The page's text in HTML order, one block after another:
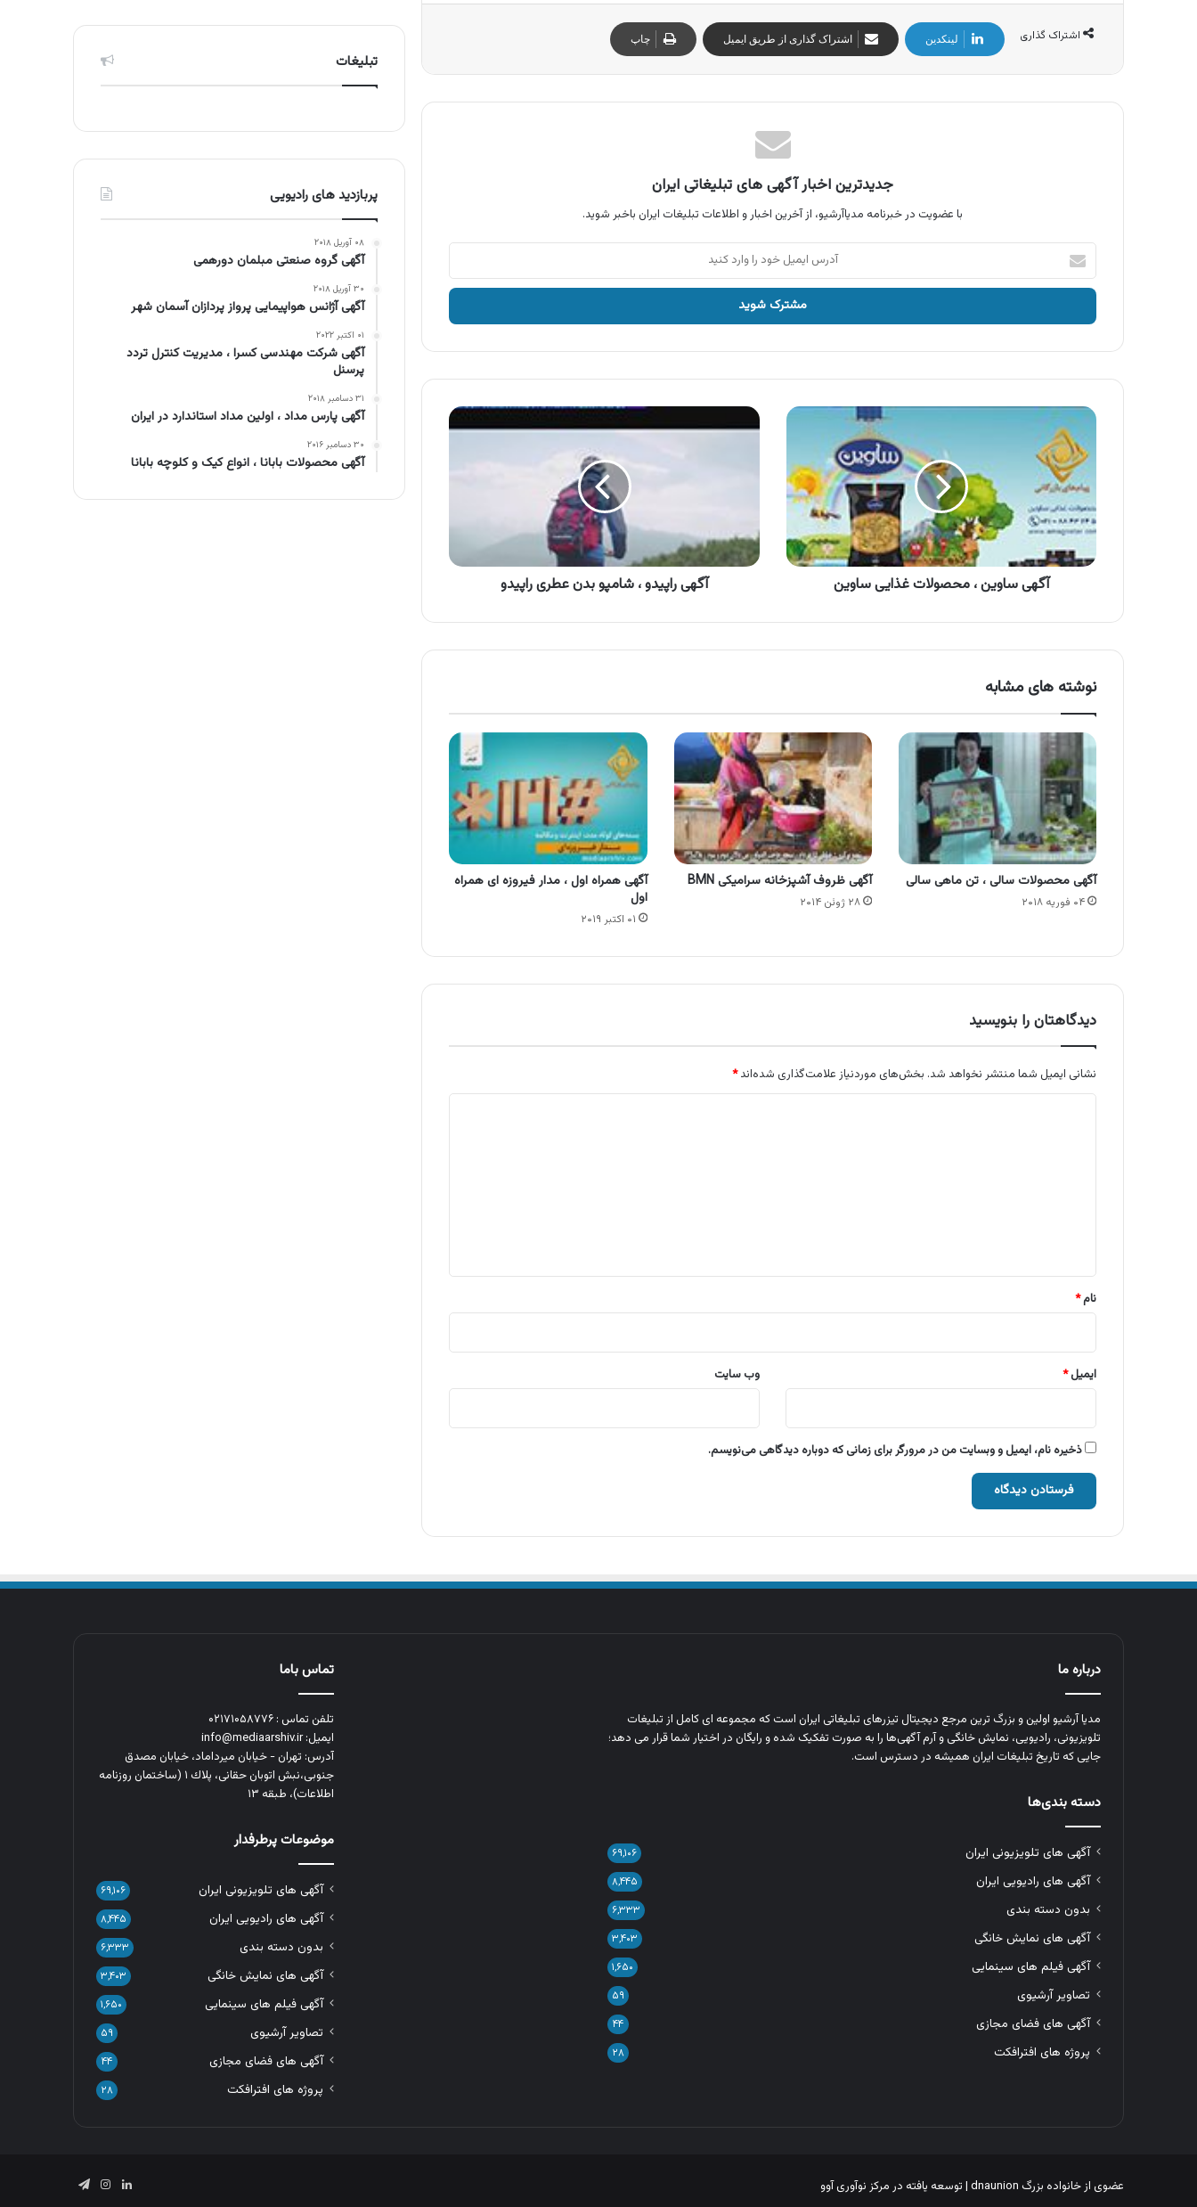
اشتراک گذاری لینکدین اشتراک گذاری از طریق ایمیل چاپ
جدیدترین اخبار آگهی های تبلیغاتی ایران
با عضویت در خبرنامه مدیاآرشیو، از آخرین اخبار و اطلاعات تبلیغات ایران باخبر شوید.
آدرس
ایمیل
خود
وارد
آگهی
ساوین
محصولات
غذایی
ساوین
آگهی ساوین ، محصولات غذایی ساوین
آگهی
راپیدو
راپیدو
آگهی راپیدو ، شامپو بدن عطری راپیدو
نوشته های مشابه
آگهی محصولات سالی ، تن ماهی سالی
۰۴ فوریه ۲۰۱۸
آگهی ظروف آشپزخانه سرامیکی BMN
۲۸ ژوئن ۲۰۱۴
آگهی همراه اول ، مدار فیروزه ای همراه
اول
۰۱ اکتبر ۲۰۱۹
دیدگاهتان را بنویسید
نشانی ایمیل شما منتشر نخواهد شد. بخش‌های موردنیاز علامت‌گذاری شده‌اند*
نام*
ایمیل* وب‌ سایت
ذخیره نام، ایمیل و وبسایت من در مرورگر برای زمانی که دوباره دیدگاهی می‌نویسم.
تبلیغات
پربازدید های رادیویی
۰۸ آوریل ۲۰۱۸
آگهی گروه صنعتی مبلمان دورهمی
۳۰ آوریل ۲۰۱۸
آگهی آژانس هواپیمایی پرواز پردازان آسمان شهر
۰۱ اکتبر ۲۰۲۲
آگهی شرکت مهندسی کسرا ، مدیریت کنترل تردد
پرسنل
۳۱ دسامبر ۲۰۱۸
آگهی پارس مداد ، اولین مداد استاندارد در ایران
۳۰ دسامبر ۲۰۱۶
آگهی محصولات بابانا ، انواع کیک و کلوچه بابانا
درباره ما
مدیا آرشیو اولین و بزرگ‌ ترین مرجع دیجیتال تیزرهای تبلیغاتی ایران است که مجموعه‌ ای کامل از تبلیغات
تلویزیونی، رادیویی، نمایش خانگی و آرم‌ آگهی‌ها را به‌ صورت تفکیک‌ شده و رایگان در اختیار شما قرار می‌ دهد؛
جایی که تاریخ تبلیغات ایران همیشه در دسترس است.
دسته بندی‌ها
آگهی های تلویزیونی ایران ۶۹,۱۰۶
آگهی های رادیویی ایران ۸,۴۴۵
بدون دسته بندی ۶,۳۳۳
آگهی های نمایش خانگی ۳,۴۰۳
آگهی فیلم های سینمایی ۱,۶۵۰
تصاویر آرشیوی ۵۹
آگهی های فضای مجازی ۴۴
پروژه های افترافکت ۲۸
تماس باما
تلفن تماس : ۰۲۱۷۱۰۵۸۷۷۶
ایمیل: info@mediaarshiv.ir
آدرس: تهران - خیابان میرداماد، خیابان مصدق
جنوبی،نبش اتوبان حقانی، پلاك ١ (ساختمان روزنامه
اطلاعات)، طبقه ۱۳
موضوعات پرطرفدار
آگهی های تلویزیونی ایران ۶۹,۱۰۶
آگهی های رادیویی ایران ۸,۴۴۵
بدون دسته بندی ۶,۳۳۳
آگهی های نمایش خانگی ۳,۴۰۳
آگهی فیلم های سینمایی ۱,۶۵۰
تصاویر آرشیوی ۵۹
آگهی های فضای مجازی ۴۴
پروژه های افترافکت ۲۸
عضوی از خانواده بزرگ dnaunion | توسعه یافته در مرکز نوآوری آوو لینکدیناینستاگرام
تلگرام